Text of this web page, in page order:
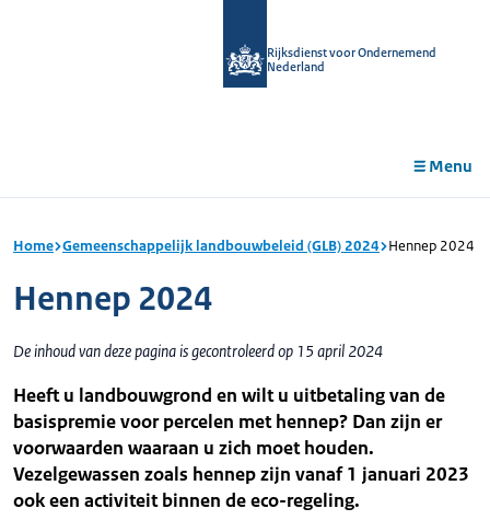
Rijksdienst voor Ondernemend
Nederland
Menu
Home Gemeenschappelijk landbouwbeleid (GLB) 2024 Hennep 2024
Hennep 2024
De inhoud van deze pagina is gecontroleerd op 15 april 2024
Heeft u landbouwgrond en wilt u uitbetaling van de
basispremie voor percelen met hennep? Dan zijn er
voorwaarden waaraan u zich moet houden.
Vezelgewassen zoals hennep zijn vanaf 1 januari 2023
ook een activiteit binnen de eco-regeling.